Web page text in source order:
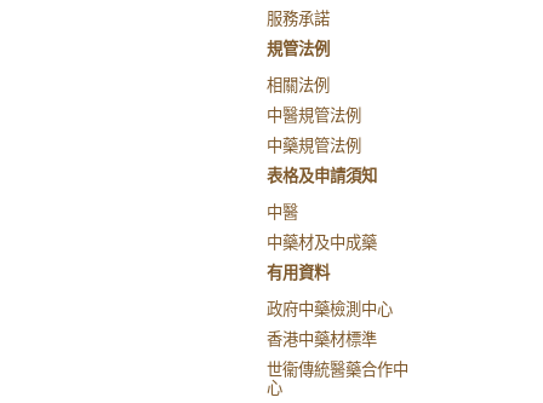
服務承諾
規管法例
相關法例
中醫規管法例
中藥規管法例
表格及申請須知
中醫
中藥材及中成藥
有用資料
政府中藥檢測中心
香港中藥材標準
世衞傳統醫藥合作中
心